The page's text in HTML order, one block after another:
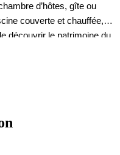
d’hôtes, gîte ou
couverte et chauffée,
découvrir le patrimoine du
et balades en forêt.